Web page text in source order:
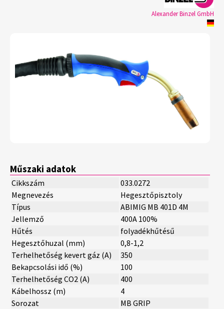
Alexander Binzel GmbH
Műszaki adatok
Cikkszám
033.0272
Megnevezés
Hegesztőpisztoly
Típus
ABIMIG MB 401D 4M
Jellemző
400A 100%
Hűtés
folyadékhűtésű
Hegesztőhuzal (mm)
0,8-1,2
Terhelhetőség kevert gáz (A)
350
Bekapcsolási idő (%)
100
Terhelhetőség CO2 (A)
400
Kábelhossz (m)
4
Sorozat
MB GRIP